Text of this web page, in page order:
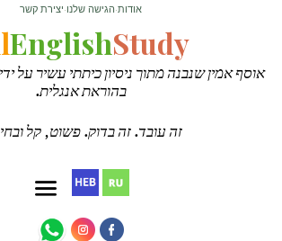
אודות·הגישה שלנו·יצירת קשר
EnglishStudy
אוסף אמין שנבנה מתוך ניסיון כיתתי עשיר על
בהוראת אנגלית.
זה עובד. זה בדוק. פשוט, קל